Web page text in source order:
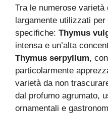
Tra le numerose
largamente utilizzati
specifiche: Thymus
intensa e un’alta
Thymus serpyllum,
particolarmente
varietà da non
dal profumo agrumato,
ornamentali e